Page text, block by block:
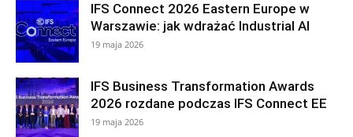
IFS Connect 2026 Eastern Europe w
Warszawie: jak wdrażać Industrial AI
19 maja 2026
IFS Business Transformation Awards
2026 rozdane podczas IFS Connect EE
19 maja 2026